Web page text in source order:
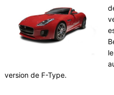
version de F-Type.